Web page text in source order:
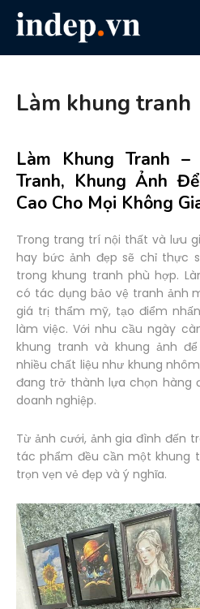
Làm khung tranh
Làm Khung Tranh –
Tranh, Khung Ảnh
Cao Cho Mọi Không
Trong trang trí nội thất và lưu
hay bức ảnh đẹp sẽ chỉ thực
trong khung tranh phù hợp.
có tác dụng bảo vệ tranh ảnh
giá trị thẩm mỹ, tạo điểm
làm việc. Với nhu cầu ngày
khung tranh và khung ảnh
nhiều chất liệu như khung
đang trở thành lựa chọn hàng
doanh nghiệp.
Từ ảnh cưới, ảnh gia đình đến
tác phẩm đều cần một khung
trọn vẹn vẻ đẹp và ý nghĩa.